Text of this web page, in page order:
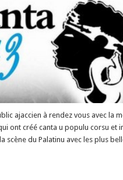
décembre
–
CANTA
73
en
concert
dicembre
–
FESTA
DI
A
+
Stand
de
@Sulidarita
ajaccien à rendez vous avec la
ont créé canta u populu corsu et
scène du Palatinu avec les plus